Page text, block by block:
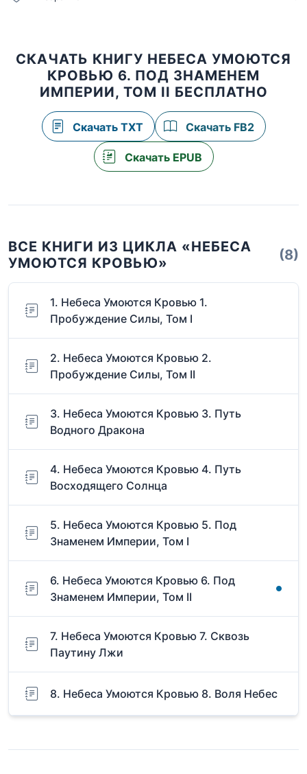
СКАЧАТЬ КНИГУ НЕБЕСА УМОЮТСЯ
КРОВЬЮ 6. ПОД ЗНАМЕНЕМ
ИМПЕРИИ, ТОМ II БЕСПЛАТНО
Скачать TXT Скачать FB2
Скачать EPUB
ВСЕ КНИГИ ИЗ ЦИКЛА «НЕБЕСА
УМОЮТСЯ КРОВЬЮ»
(8)
1. Небеса Умоются Кровью 1.
Пробуждение Силы, Том I
2. Небеса Умоются Кровью 2.
Пробуждение Силы, Том II
3. Небеса Умоются Кровью 3. Путь
Водного Дракона
4. Небеса Умоются Кровью 4. Путь
Восходящего Солнца
5. Небеса Умоются Кровью 5. Под
Знаменем Империи, Том I
6. Небеса Умоются Кровью 6. Под
Знаменем Империи, Том II
7. Небеса Умоются Кровью 7. Сквозь
Паутину Лжи
8. Небеса Умоются Кровью 8. Воля Небес